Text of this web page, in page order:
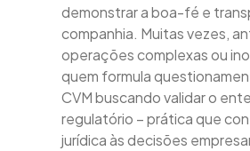
demonstrar a boa-fé e
companhia. Muitas vezes,
operações complexas ou
quem formula
CVM buscando validar o
regulatório – prática que
jurídica às decisões